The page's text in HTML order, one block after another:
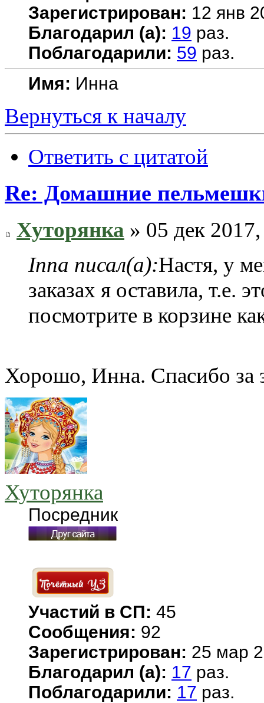
Зарегистрирован: 12 янв
Благодарил (а): 19 раз.
Поблагодарили: 59 раз.
Имя: Инна
Вернуться к началу
Ответить с цитатой
Re: Домашние
Хуторянка » 05 дек
Inna писал(а):Настя, у
заказах я оставила,
посмотрите в корзине
Хорошо, Инна. Спасибо за
Хуторянка
Посредник
Участий в СП: 45
Сообщения: 92
Зарегистрирован: 25 мар
Благодарил (а): 17 раз.
Поблагодарили: 17 раз.